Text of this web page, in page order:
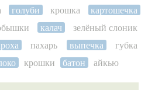
голуби крошка
картошечка
калач
зелёный слоник
пахарь выпечка
губка
крошки батон айкью